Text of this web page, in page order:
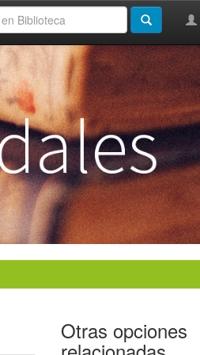
Otras opciones